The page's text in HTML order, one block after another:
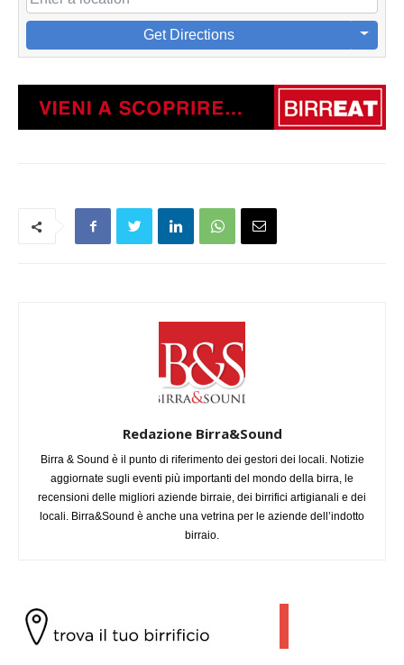
Get Directions
Redazione Birra&Sound
Birra & Sound è il punto di riferimento dei gestori dei locali. Notizie
aggiornate sugli eventi più importanti del mondo della birra, le
recensioni delle migliori aziende birraie, dei birrifici artigianali e dei
locali. Birra&Sound è anche una vetrina per le aziende dell’indotto
birraio.